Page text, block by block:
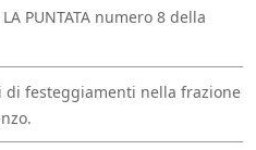
LA PUNTATA numero 8 della
festeggiamenti nella frazione